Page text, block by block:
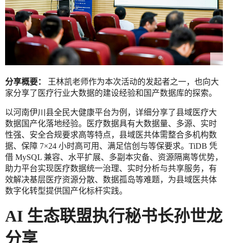
分享概要：
王林凯老师作为本次活动的发起者之一，也向大
家分享了医疗行业大数据的建设经验和国产数据库的探索。
以河南伊川县全民大健康平台为例，详细分享了县域医疗大
数据国产化落地经验。医疗数据具有大数据量、多源、实时
性强、安全合规要求高等特点，县域医共体需整合多机构数
据、保障 7×24 小时高可用、满足信创与等保要求。TiDB 凭
借 MySQL 兼容、水平扩展、多副本灾备、资源隔离等优势，
助力平台实现医疗数据统一治理、实时分析与共享服务，有
效解决基层医疗资源分散、数据孤岛等难题，为县域医共体
数字化转型提供国产化标杆实践。
AI 生态联盟执行秘书长孙世龙
分享